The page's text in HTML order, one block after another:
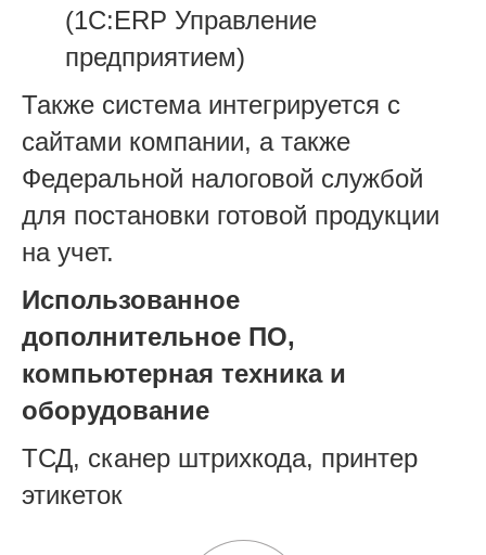
(1С:ERP Управление
предприятием)
Также система интегрируется с
сайтами компании, а также
Федеральной налоговой службой
для постановки готовой продукции
на учет.
Использованное
дополнительное ПО,
компьютерная техника и
оборудование
ТСД, сканер штрихкода, принтер
этикеток